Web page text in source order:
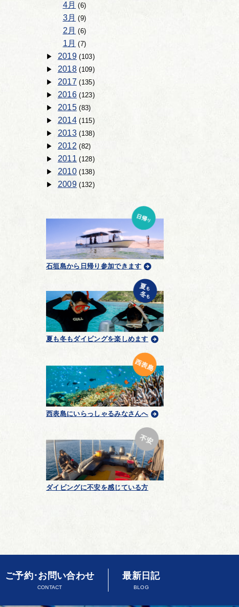
4月 (6)
3月 (9)
2月 (6)
1月 (7)
2019(103)
2018(109)
2017 (135)
2016(123)
2015(83)
2014(115)
2013(138)
2012 (82)
2011(128)
2010(138)
2009(132)
石垣島から日帰り参加できます
夏も冬もダイビングを楽しめます
西表島にいらっしゃるみなさんへ
ダイビングに不安を感じている方
ご予約･お問い合わせ
CONTACT
最新日記
BLOG